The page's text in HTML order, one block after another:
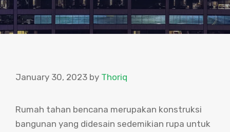
January 30, 2023 by Thoriq
Rumah tahan bencana merupakan konstruksi
bangunan yang didesain sedemikian rupa untuk